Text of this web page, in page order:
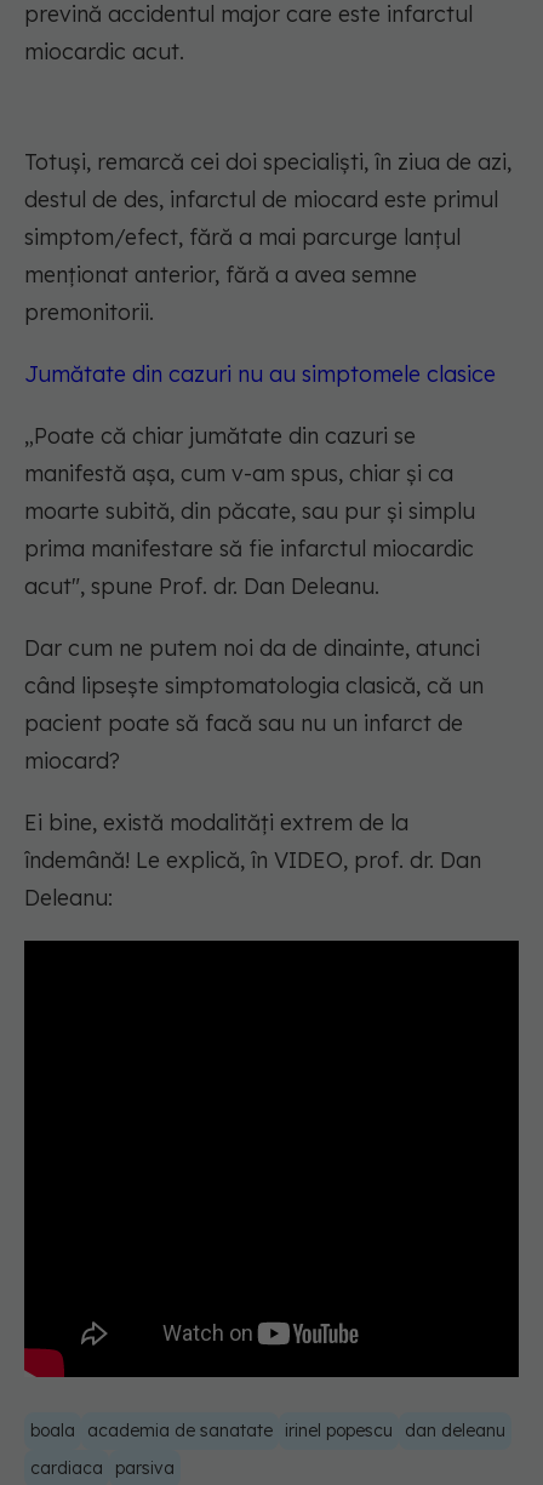
prevină accidentul major care este infarctul
miocardic acut.
Totuși, remarcă cei doi specialiști, în ziua de azi,
destul de des, infarctul de miocard este primul
simptom/efect, fără a mai parcurge lanțul
menționat anterior, fără a avea semne
premonitorii.
Jumătate din cazuri nu au simptomele clasice
„Poate că chiar jumătate din cazuri se
manifestă așa, cum v-am spus, chiar și ca
moarte subită, din păcate, sau pur și simplu
prima manifestare să fie infarctul miocardic
acut", spune Prof. dr. Dan Deleanu.
Dar cum ne putem noi da de dinainte, atunci
când lipsește simptomatologia clasică, că un
pacient poate să facă sau nu un infarct de
miocard?
Ei bine, există modalități extrem de la
îndemână! Le explică, în VIDEO, prof. dr. Dan
Deleanu:
boala academia de sanatate irinel popescu
dan deleanu
cardiaca
parsiva